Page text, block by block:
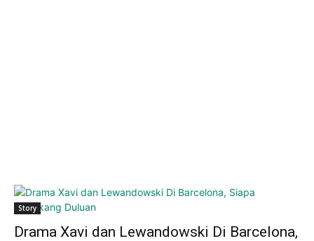
Story
Drama Xavi dan Lewandowski Di Barcelona,